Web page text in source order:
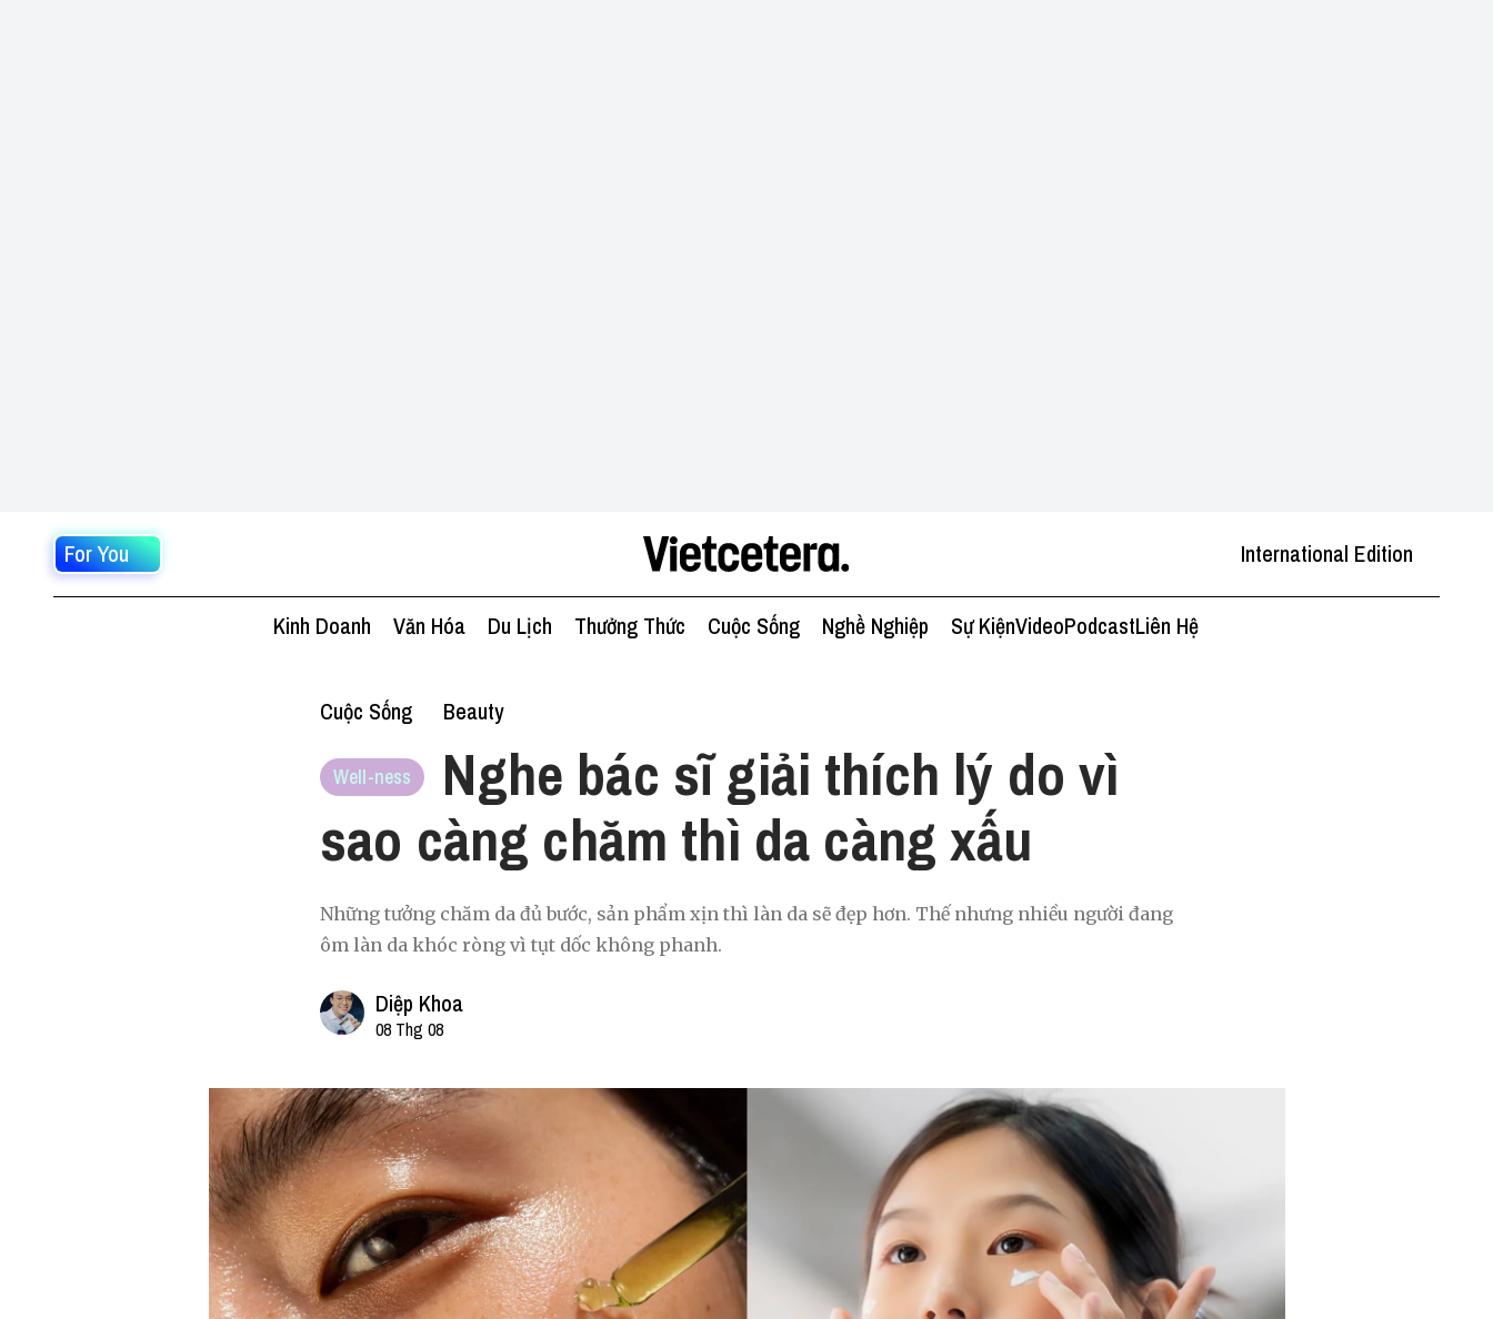
For You International Edition
Kinh Doanh Văn Hóa Du Lịch Thưởng Thức Cuộc Sống Nghề Nghiệp Sự KiệnVideoPodcastLiên Hệ
Cuộc Sống Beauty
Well-ness
Nghe bác sĩ giải thích lý do vì
sao càng chăm thì da càng xấu
Những tưởng chăm da đủ bước, sản phẩm xịn thì làn da sẽ đẹp hơn. Thế nhưng nhiều người đang
ôm làn da khóc ròng vì tụt dốc không phanh.
Diệp Khoa
08 Thg 08